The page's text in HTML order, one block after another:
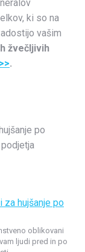
ki so na
vašim
žvečljivih
.
po
oblikovani
ljudi pred in po